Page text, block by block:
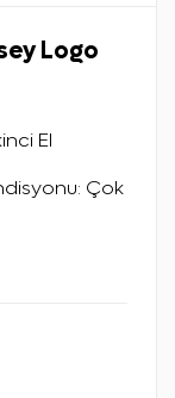
Logo
El
Çok